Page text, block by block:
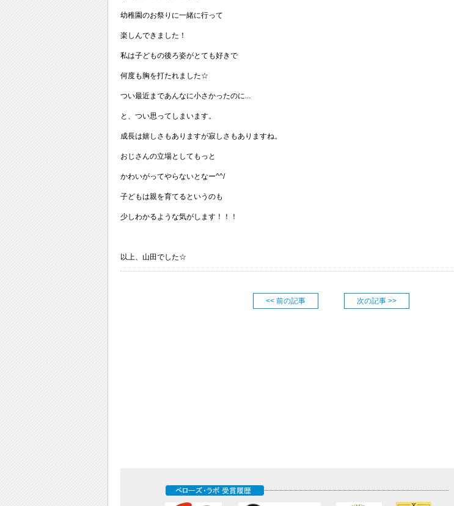
幼稚園のお祭りに一緒に行って
楽しんできました！
私は子どもの後ろ姿がとても好きで
何度も胸を打たれました☆
つい最近まであんなに小さかったのに...
と、つい思ってしまいます。
成長は嬉しさもありますが寂しさもありますね。
おじさんの立場としてもっと
かわいがってやらないとなー^^/
子どもは親を育てるというのも
少しわかるような気がします！！！
以上、山田でした☆
<< 前の記事 次の記事 >>